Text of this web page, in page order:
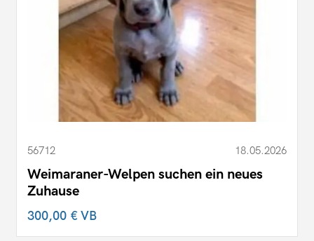
56712 18.05.2026
Weimaraner-Welpen suchen ein neues
Zuhause
300,00 €VB